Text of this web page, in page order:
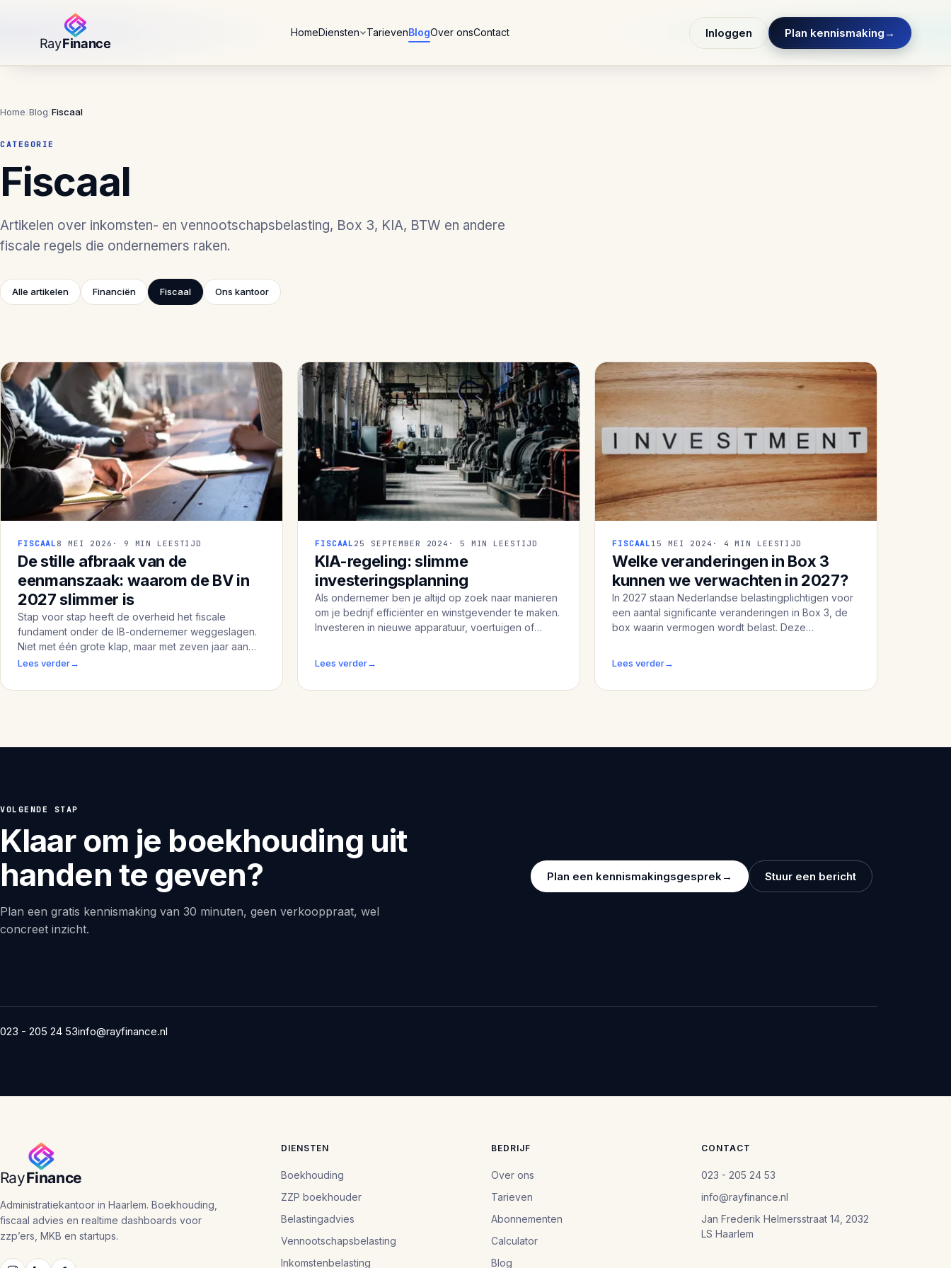
HomeDiensten TarievenBlogOver onsContact Inloggen Plan kennismaking →
Home/Blog/Fiscaal
CATEGORIE
Fiscaal
Artikelen over inkomsten- en vennootschapsbelasting, Box 3, KIA, BTW en andere
fiscale regels die ondernemers raken.
Alle artikelen Financiën Fiscaal Ons kantoor
FISCAAL 8 MEI 2026 · 9 MIN LEESTIJD
De stille afbraak van de
eenmanszaak: waarom de BV in
2027 slimmer is
Stap voor stap heeft de overheid het fiscale
fundament onder de IB-ondernemer weggeslagen.
Niet met één grote klap, maar met zeven jaar aan
kleine draaien die samen een enorm verschil maken.
Lees verder→
FISCAAL 25 SEPTEMBER 2024 · 5 MIN LEESTIJD
KIA-regeling: slimme
investeringsplanning
Als ondernemer ben je altijd op zoek naar manieren
om je bedrijf efficiënter en winstgevender te maken.
Investeren in nieuwe apparatuur, voertuigen of
Lees verder→
FISCAAL 15 MEI 2024 · 4 MIN LEESTIJD
Welke veranderingen in Box 3
kunnen we verwachten in 2027?
In 2027 staan Nederlandse belastingplichtigen voor
een aantal significante veranderingen in Box 3, de
box waarin vermogen wordt belast. Deze
Lees verder→
VOLGENDE STAP
Klaar om je boekhouding uit
handen te geven?
Plan een gratis kennismaking van 30 minuten, geen verkooppraat, wel
concreet inzicht.
Plan een kennismakingsgesprek→ Stuur een bericht
023 - 205 24 53info@rayfinance.nl
Administratiekantoor in Haarlem. Boekhouding,
fiscaal advies en realtime dashboards voor
zzp’ers, MKB en startups.
DIENSTEN
Boekhouding
ZZP boekhouder
Belastingadvies
Vennootschapsbelasting
Inkomstenbelasting
BEDRIJF
Over ons
Tarieven
Abonnementen
Calculator
Blog
CONTACT
023 - 205 24 53
info@rayfinance.nl
Jan Frederik Helmersstraat 14, 2032
LS Haarlem